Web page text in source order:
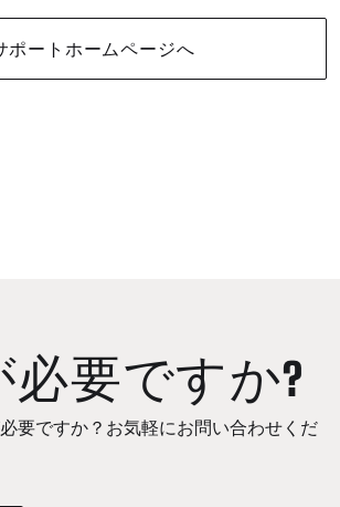
ポートホームページへ
必要ですか?
要ですか？お気軽にお問い合わせくだ